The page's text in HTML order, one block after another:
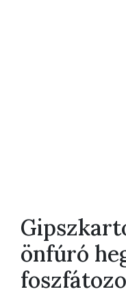
önfúró